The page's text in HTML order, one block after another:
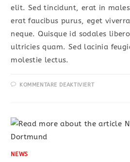
elit. Sed tincidunt, erat in
erat faucibus purus, eget
neque. Quisque id sodales
ultricies quam. Sed lacinia
molestie lectus.
KOMMENTARE DEAKTIVIERT
NEWS